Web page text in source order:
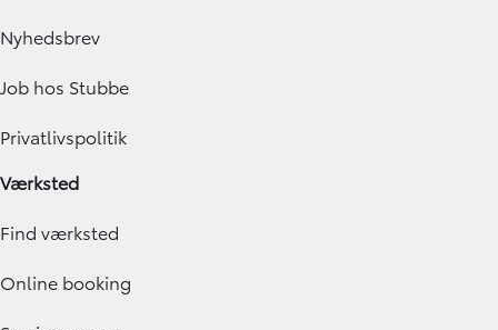
Nyhedsbrev
Job hos Stubbe
Privatlivspolitik
Værksted
Find værksted
Online booking